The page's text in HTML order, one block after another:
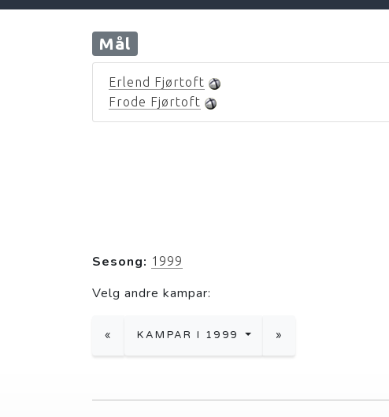
Mål
Erlend Fjørtoft
Frode Fjørtoft
Sesong: 1999
Velg andre kampar:
« KAMPAR I 1999 »